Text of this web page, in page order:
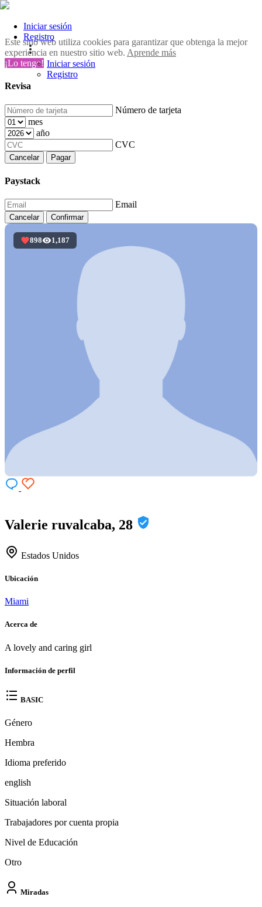
Este sitio web utiliza cookies para garantizar que obtenga la mejor
experiencia en nuestro sitio web. Aprende más
¡Lo tengo!
Revisa
Número de tarjeta
mes
año
CVC
Cancelar Pagar
Paystack
Email
Cancelar Confirmar
Iniciar sesión
Registro
Iniciar sesión
Registro
898 1,187
Valerie ruvalcaba, 28
Estados Unidos
Ubicación
Miami
Acerca de
A lovely and caring girl
Información de perfil
BASIC
Género
Hembra
Idioma preferido
english
Situación laboral
Trabajadores por cuenta propia
Nivel de Educación
Otro
Miradas